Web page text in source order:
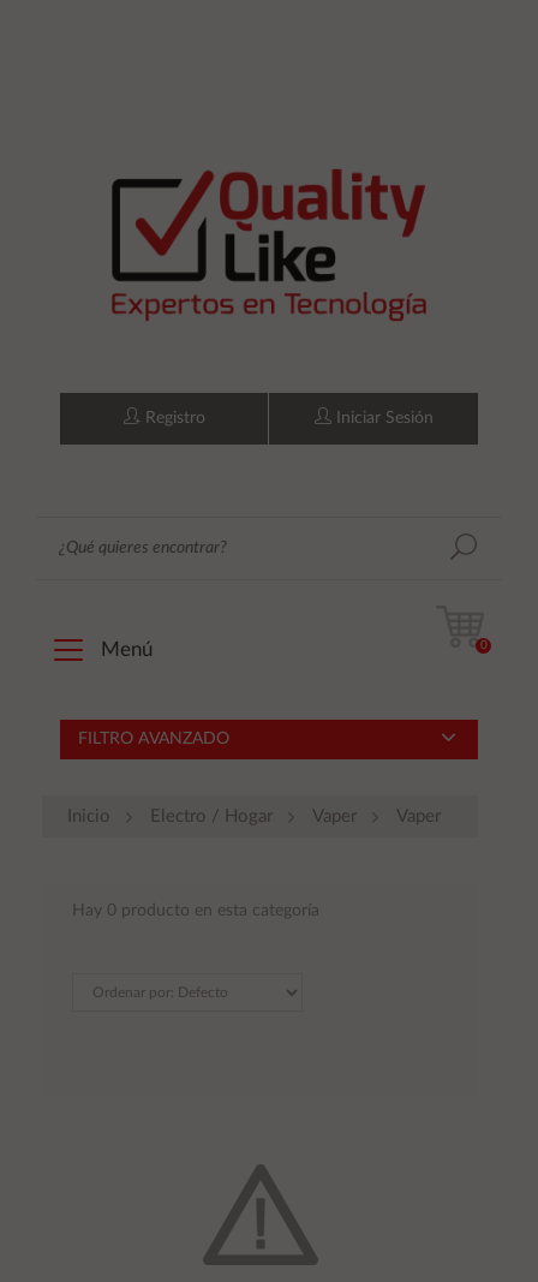
Registro Iniciar Sesión
Menú 0
FILTRO AVANZADO
Inicio Electro / Hogar Vaper Vaper
Hay 0 producto en esta categoría